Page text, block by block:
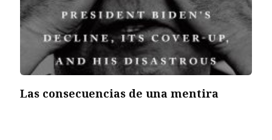
Las consecuencias de una mentira